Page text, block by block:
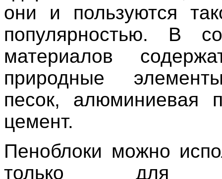
они и пользуются
популярностью. В
материалов
природные
песок, алюминиевая
цемент.
Пеноблоки можно
только для